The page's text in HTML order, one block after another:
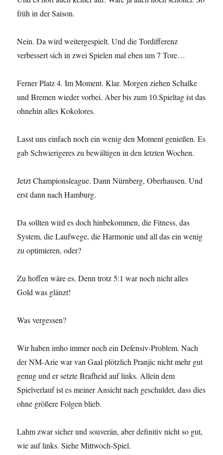
früh in der Saison.
Nein. Da wird weitergespielt. Und die Tordifferenz
verbessert sich in zwei Spielen mal eben um 7 Tore…
Ferner Platz 4. Im Moment. Klar. Morgen ziehen Schalke
und Bremen wieder vorbei. Aber bis zum 10.Spieltag ist das
ohnehin alles Kokolores.
Lasst uns einfach noch ein wenig den Moment genießen. Es
gab Schwierigeres zu bewältigen in den letzten Wochen.
Jetzt Championsleague. Dann Nürnberg, Oberhausen. Und
erst dann nach Hamburg.
Da sollten wird es doch hinbekommen, die Fitness, das
System, die Laufwege, die Harmonie und all das ein wenig
zu optimieren, oder?
Zu hoffen wäre es. Denn trotz 5:1 war noch nicht alles
Gold was glänzt!
Was vergessen?
Wir haben imho immer noch ein Defensiv-Problem. Nach
der NM-Arie war van Gaal plötzlich Pranjic nicht mehr gut
genug und er setzte Brafheid auf links. Allein dem
Spielverlauf ist es meiner Ansicht nach geschuldet, dass dies
ohne größere Folgen blieb.
Lahm zwar sicher und souverän, aber definitiv nicht so gut,
wie auf links. Siehe Mittwoch-Spiel.